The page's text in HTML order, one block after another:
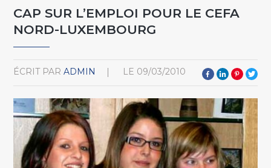
CAP SUR L’EMPLOI POUR LE CEFA
NORD-LUXEMBOURG
ÉCRIT PAR ADMIN LE 09/03/2010